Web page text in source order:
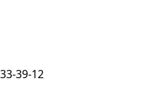
39-12